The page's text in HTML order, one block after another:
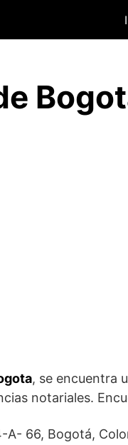
, se encuentra
notariales.
A- 66, Bogotá,